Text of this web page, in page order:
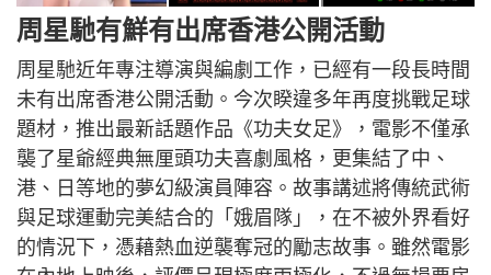
周星馳有鮮有出席香港公開活動
周星馳近年專注導演與編劇工作，已經有一段長時間
未有出席香港公開活動。今次睽違多年再度挑戰足球
題材，推出最新話題作品《功夫女足》，電影不僅承
襲了星爺經典無厘頭功夫喜劇風格，更集結了中、
港、日等地的夢幻級演員陣容。故事講述將傳統武術
與足球運動完美結合的「娥眉隊」，在不被外界看好
的情況下，憑藉熱血逆襲奪冠的勵志故事。雖然電影